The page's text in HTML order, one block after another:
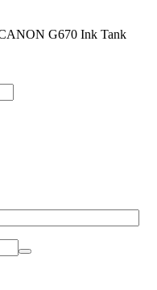
G670 Ink Tank